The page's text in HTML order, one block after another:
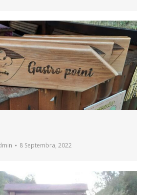
8 Septembra, 2022